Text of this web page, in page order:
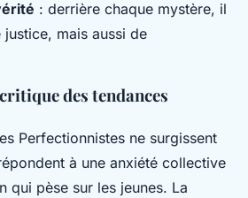
: derrière chaque mystère, il
mais aussi de
des tendances
Perfectionnistes ne surgissent
à une anxiété collective
qui pèse sur les jeunes. La